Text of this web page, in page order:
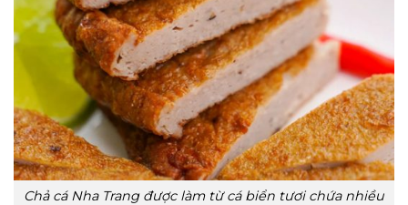
Chả cá Nha Trang được làm từ cá biển tươi chứa nhiều